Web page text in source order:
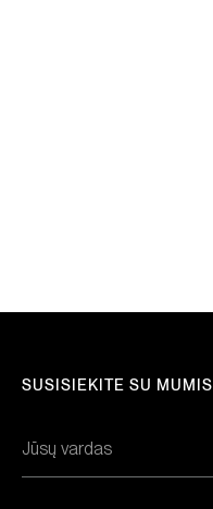
SUSISIEKITE SU MUMIS